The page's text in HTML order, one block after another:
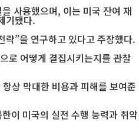
사용했으며, 이는 미국 잔여 재
기됐다.
략”을 연구하고 있다고 주장했다.
로 어떻게 결집시키는지를 관찰
상 막대한 비용과 피해를 보여준
이 미국의 실전 수행 능력과 취약